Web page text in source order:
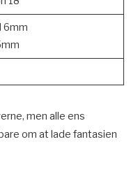
6mm
men alle ens
om at lade fantasien